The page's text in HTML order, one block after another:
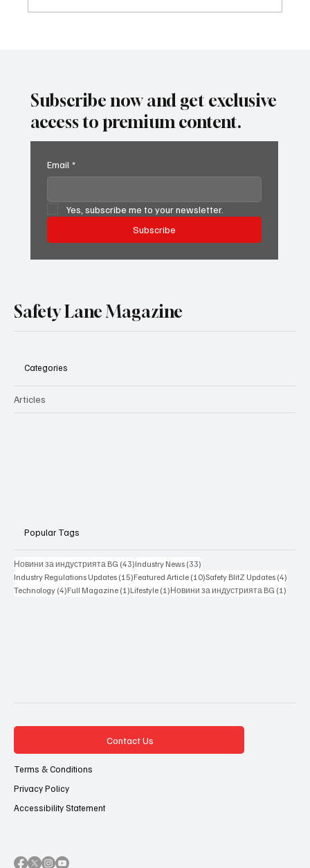
Subscribe now and get exclusive
access to premium content.
Email *
Yes, subscribe me to your newsletter.
Subscribe
Safety Lane Magazine
Categories
Articles
Popular Tags
Новини за индустрията BG (43)43 posts
Industry News (33)
Industry Regulations Updates (15)15 posts
Featured Article (10)10 posts
Safety BlitZ Updates (4)
Technology (4)4 posts
Full Magazine (1)1 post
Lifestyle (1)1 post
Новини за индустрията BG (1)
Contact Us
Terms & Conditions
Privacy Policy
Accessibility Statement